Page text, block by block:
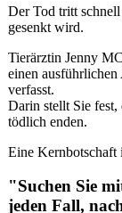
Der Tod tritt
gesenkt wird.
Tierärztin Jenny
einen
verfasst.
Darin stellt Sie fest,
tödlich enden.
Eine Kernbotschaft
"Suchen Sie
jeden Fall,